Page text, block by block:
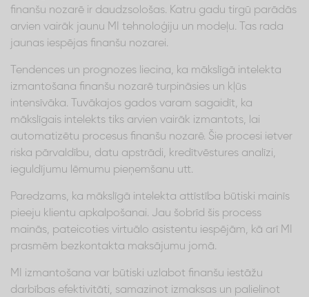
finanšu nozarē ir daudzsološas. Katru gadu tirgū parādās
arvien vairāk jaunu MI tehnoloģiju un modeļu. Tas rada
jaunas iespējas finanšu nozarei.
Tendences un prognozes liecina, ka mākslīgā intelekta
izmantošana finanšu nozarē turpināsies un kļūs
intensīvāka. Tuvākajos gados varam sagaidīt, ka
mākslīgais intelekts tiks arvien vairāk izmantots, lai
automatizētu procesus finanšu nozarē. Šie procesi ietver
riska pārvaldību, datu apstrādi, kredītvēstures analīzi,
ieguldījumu lēmumu pieņemšanu utt.
Paredzams, ka mākslīgā intelekta attīstība būtiski mainīs
pieeju klientu apkalpošanai. Jau šobrīd šis process
mainās, pateicoties virtuālo asistentu iespējām, kā arī MI
prasmēm bezkontakta maksājumu jomā.
MI izmantošana var būtiski uzlabot finanšu iestāžu
darbības efektivitāti, samazinot izmaksas un palielinot